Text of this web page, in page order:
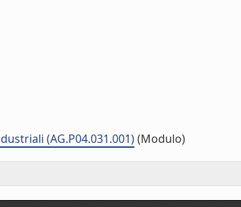
(AG.P04.031.001)(Modulo)